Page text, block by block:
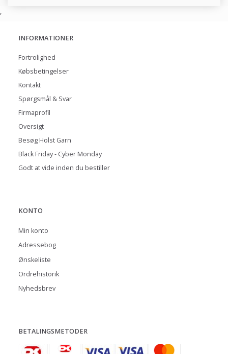
,
INFORMATIONER
Fortrolighed
Købsbetingelser
Kontakt
Spørgsmål & Svar
Firmaprofil
Oversigt
Besøg Holst Garn
Black Friday - Cyber Monday
Godt at vide inden du bestiller
KONTO
Min konto
Adressebog
Ønskeliste
Ordrehistorik
Nyhedsbrev
BETALINGSMETODER